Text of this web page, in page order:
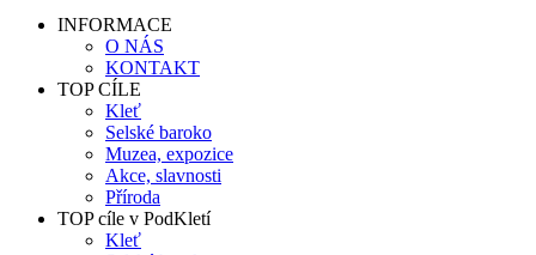
INFORMACE
O NÁS
KONTAKT
TOP CÍLE
Kleť
Selské baroko
Muzea, expozice
Akce, slavnosti
Příroda
TOP cíle v PodKletí
Kleť